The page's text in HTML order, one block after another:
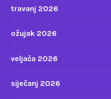
travanj 2026
ožujak 2026
veljača 2026
siječanj 2026